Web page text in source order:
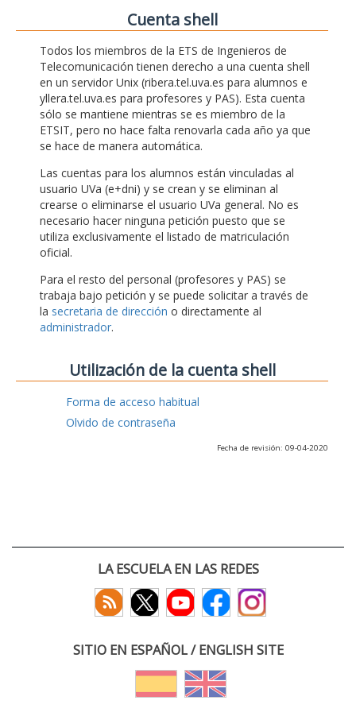
Cuenta shell
Todos los miembros de la ETS de Ingenieros de
Telecomunicación tienen derecho a una cuenta shell
en un servidor Unix (ribera.tel.uva.es para alumnos e
yllera.tel.uva.es para profesores y PAS). Esta cuenta
sólo se mantiene mientras se es miembro de la
ETSIT, pero no hace falta renovarla cada año ya que
se hace de manera automática.
Las cuentas para los alumnos están vinculadas al
usuario UVa (e+dni) y se crean y se eliminan al
crearse o eliminarse el usuario UVa general. No es
necesario hacer ninguna petición puesto que se
utiliza exclusivamente el listado de matriculación
oficial.
Para el resto del personal (profesores y PAS) se
trabaja bajo petición y se puede solicitar a través de
la secretaria de dirección o directamente al
administrador.
Utilización de la cuenta shell
Forma de acceso habitual
Olvido de contraseña
Fecha de revisión: 09-04-2020
LA ESCUELA EN LAS REDES
SITIO EN ESPAÑOL / ENGLISH SITE